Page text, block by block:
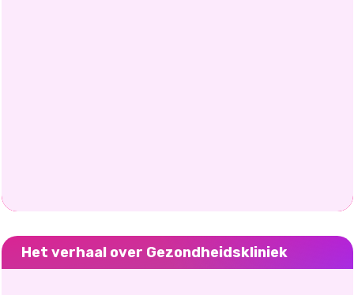
Het verhaal over Gezondheidskliniek